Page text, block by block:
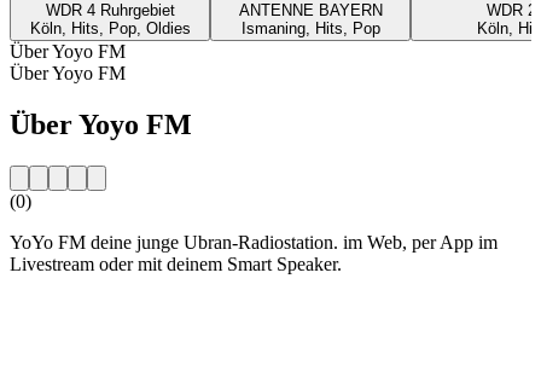
WDR 4 Ruhrgebiet
Köln, Hits, Pop, Oldies
ANTENNE BAYERN
Ismaning, Hits, Pop
WDR 2
Köln,
Über Yoyo FM
Über Yoyo FM
Über Yoyo FM
(0)
YoYo FM deine junge Ubran-Radiostation. im Web, per App im
Livestream oder mit deinem Smart Speaker.